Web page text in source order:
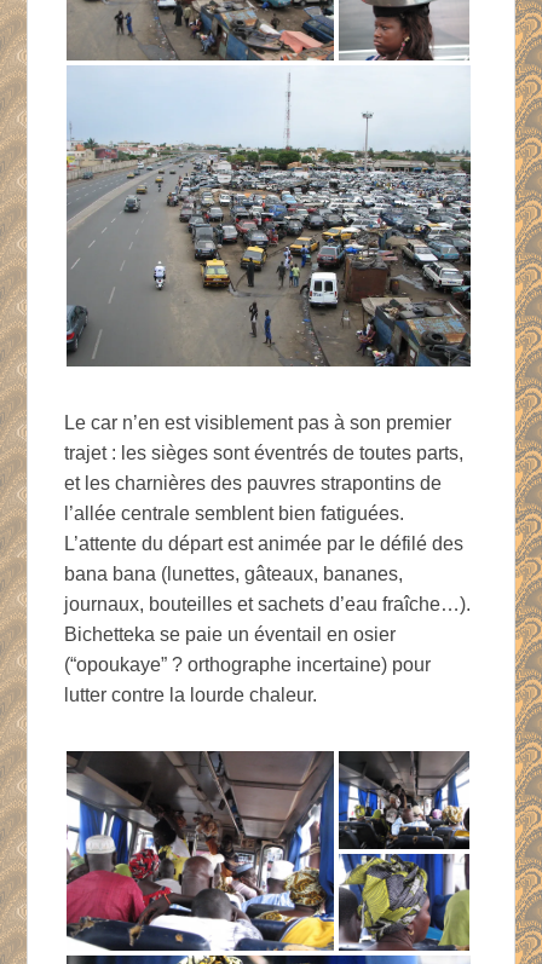
Le car n’en est visiblement pas à son premier
trajet : les sièges sont éventrés de toutes parts,
et les charnières des pauvres strapontins de
l’allée centrale semblent bien fatiguées.
L’attente du départ est animée par le défilé des
bana bana (lunettes, gâteaux, bananes,
journaux, bouteilles et sachets d’eau fraîche…).
Bichetteka se paie un éventail en osier
(“opoukaye” ? orthographe incertaine) pour
lutter contre la lourde chaleur.